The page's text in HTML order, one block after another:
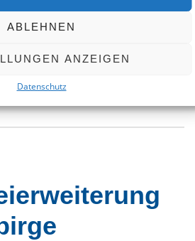
ABLEHNEN
ANZEIGEN
Datenschutz
mit maximalen Einsparungen
Trocknungsergebnissen zu
Stand 6-B93